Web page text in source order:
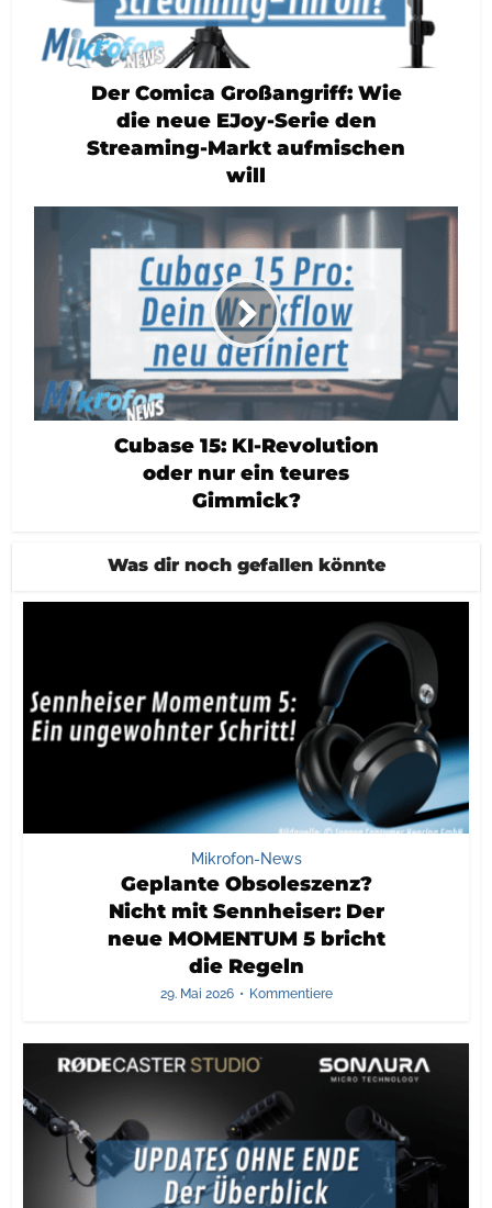
Der Comica Großangriff: Wie
die neue EJoy-Serie den
Streaming-Markt aufmischen
will
Cubase 15: KI-Revolution
oder nur ein teures
Gimmick?
Was dir noch gefallen könnte
Mikrofon-News
Geplante Obsoleszenz?
Nicht mit Sennheiser: Der
neue MOMENTUM 5 bricht
die Regeln
29. Mai 2026 Kommentiere